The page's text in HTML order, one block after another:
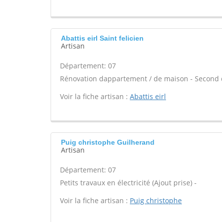
Abattis eirl Saint felicien
Artisan
Département: 07
Rénovation dappartement / de maison - Second
Voir la fiche artisan : Abattis eirl
Puig christophe Guilherand
Artisan
Département: 07
Petits travaux en électricité (Ajout prise) -
Voir la fiche artisan : Puig christophe